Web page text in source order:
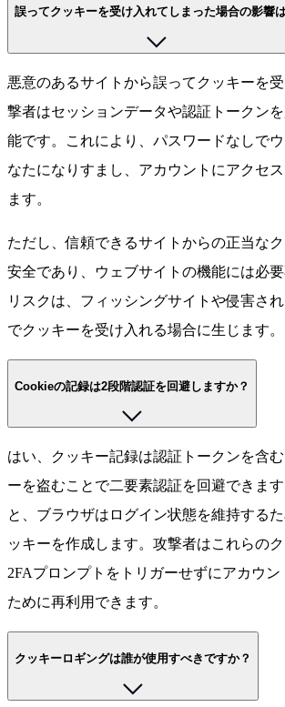
誤ってクッキーを受け入れてしまった場合の影響
悪意のあるサイトから誤ってクッキーを
撃者はセッションデータや認証トークン
能です。これにより、パスワードなしで
なたになりすまし、アカウントにアクセ
ます。
ただし、信頼できるサイトからの正当な
安全であり、ウェブサイトの機能には必
リスクは、フィッシングサイトや侵害さ
でクッキーを受け入れる場合に生じます。
Cookieの記録は2段階認証を回避しますか？
はい、クッキー記録は認証トークンを含
ーを盗むことで二要素認証を回避できま
と、ブラウザはログイン状態を維持する
ッキーを作成します。攻撃者はこれらのク
2FAプロンプトをトリガーせずにアカウン
ために再利用できます。
クッキーロギングは誰が使用すべきですか？